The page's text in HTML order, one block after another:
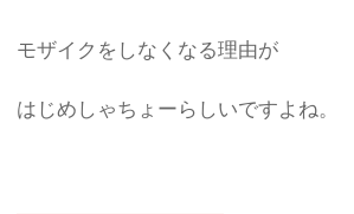
モザイクをしなくなる理由が
はじめしゃちょーらしいですよね。